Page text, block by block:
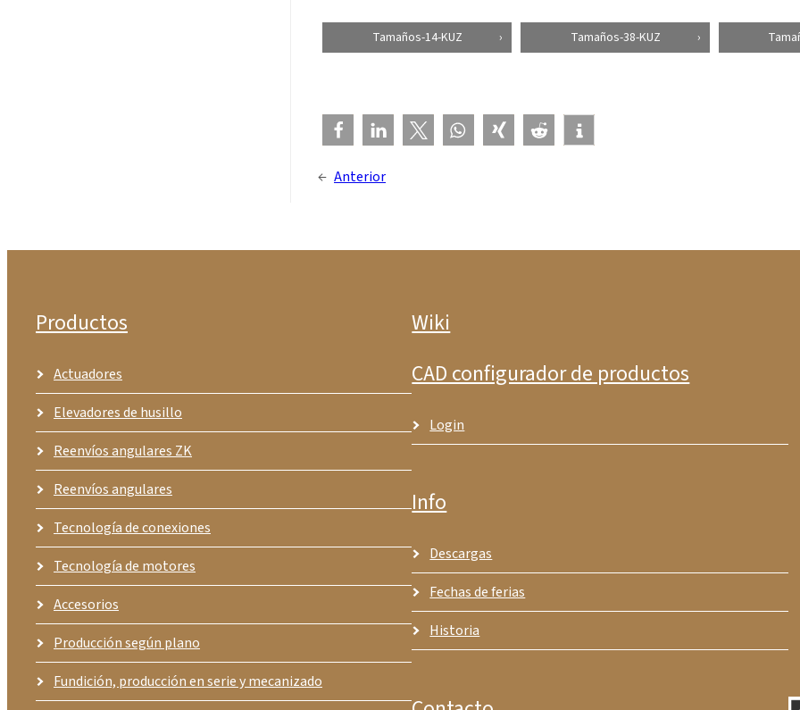
Tamaños-14-KUZ Tamaños-38-KUZ
← Anterior
Productos
Actuadores
Elevadores de husillo
Reenvíos angulares ZK
Reenvíos angulares
Tecnología de conexiones
Tecnología de motores
Accesorios
Producción según plano
Fundición, producción en serie y mecanizado
Wiki
CAD configurador de productos
Login
Info
Descargas
Fechas de ferias
Historia